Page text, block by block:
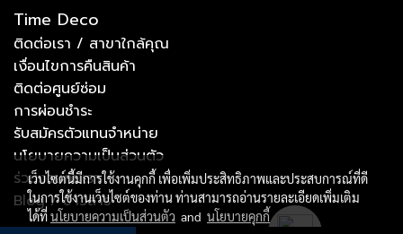
Time Deco
ติดต่อเรา / สาขาใกล้คุณ
เงื่อนไขการคืนสินค้า
ติดต่อศูนย์ซ่อม
การผ่อนชำระ
รับสมัครตัวแทนจำหน่าย
นโยบายความเป็นส่วนตัว
ร่วมงานกับเรา
Blog / ข่าวสาร
เว็บไซต์นี้มีการใช้งานคุกกี้ เพื่อเพิ่มประสิทธิภาพและประสบการณ์ที่ดี
ในการใช้งานเว็บไซต์ของท่าน ท่านสามารถอ่านรายละเอียดเพิ่มเติม
ได้ที่นโยบายความเป็นส่วนตัว and นโยบายคุกกี้